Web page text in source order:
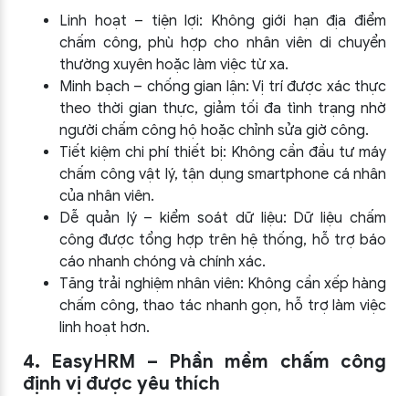
Linh hoạt – tiện lợi: Không giới hạn địa điểm
chấm công, phù hợp cho nhân viên di chuyển
thường xuyên hoặc làm việc từ xa.
Minh bạch – chống gian lận: Vị trí được xác thực
theo thời gian thực, giảm tối đa tình trạng nhờ
người chấm công hộ hoặc chỉnh sửa giờ công.
Tiết kiệm chi phí thiết bị: Không cần đầu tư máy
chấm công vật lý, tận dụng smartphone cá nhân
của nhân viên.
Dễ quản lý – kiểm soát dữ liệu: Dữ liệu chấm
công được tổng hợp trên hệ thống, hỗ trợ báo
cáo nhanh chóng và chính xác.
Tăng trải nghiệm nhân viên: Không cần xếp hàng
chấm công, thao tác nhanh gọn, hỗ trợ làm việc
linh hoạt hơn.
4. EasyHRM – Phần mềm chấm công
định vị được yêu thích